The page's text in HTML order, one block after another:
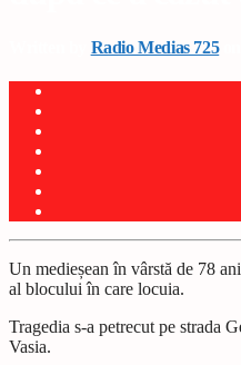
Radio Medias 725on
Un medieșean în vârstă de 78
al blocului în care locuia.
Tragedia s-a petrecut pe strada
Vasia.